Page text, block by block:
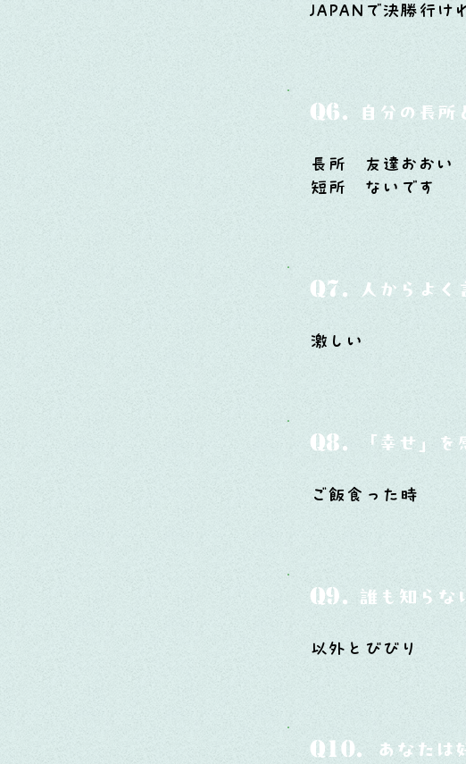
JAPANで決勝行け
Q6. 自分の長所
長所 友達おおい
短所 ないです
Q7. 人からよく
激しい
Q8. 「幸せ」
ご飯食った時
Q9. 誰も知らな
以外とびびり
Q10. あなたは